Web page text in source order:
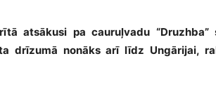
atsākusi pa cauruļvadu
drīzumā nonāks arī līdz Ungārijai,